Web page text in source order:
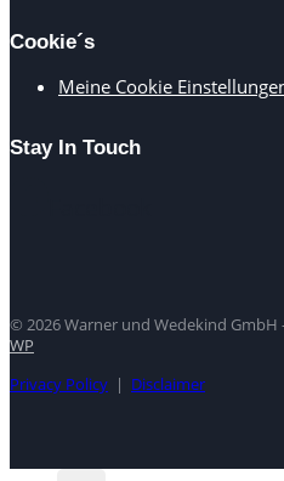
Cookie´s
Meine Cookie
Stay In Touch
© 2026 Warner und Wedekind GmbH
WP
Privacy Policy | Disclaimer